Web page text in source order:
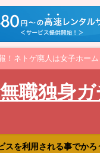
ネトゲ廃人は女子ホー
職独身
を利用される事でか